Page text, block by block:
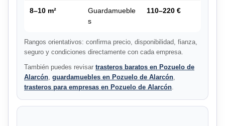
8–10 m²
Guardamueble
s
110–220 €
Rangos orientativos: confirma precio, disponibilidad, fianza,
seguro y condiciones directamente con cada empresa.
También puedes revisar trasteros baratos en Pozuelo de
Alarcón guardamuebles en Pozuelo de Alarcón
trasteros para empresas en Pozuelo de Alarcón